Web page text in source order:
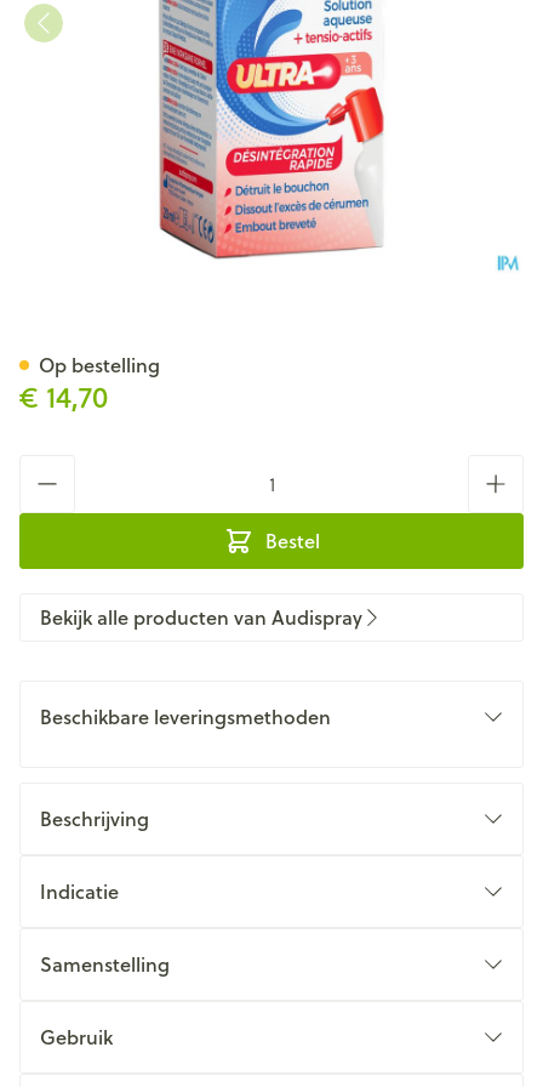
€ 14,70
Bestel
Op bestelling
Bekijk alle producten van Audispray
Beschikbare leveringsmethoden
Beschrijving
Indicatie
Samenstelling
Gebruik